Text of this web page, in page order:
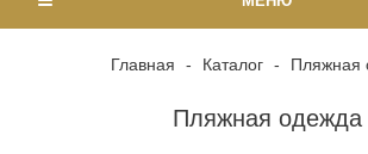
Главная - Каталог - Пляжная
Пляжная одежда